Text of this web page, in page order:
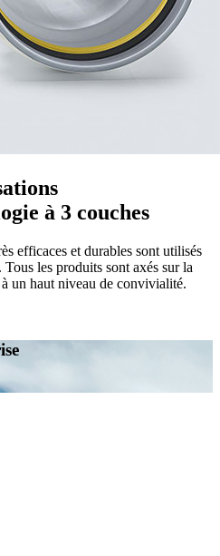
à 3 couches
efficaces et durables sont utilisés
les produits sont axés sur la
un haut niveau de convivialité.